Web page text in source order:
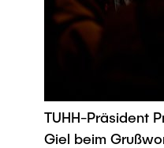
TUHH-Präsident
Giel beim